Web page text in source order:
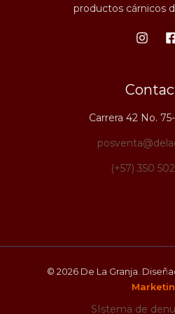
productos cárnicos
Carrera 42 No.
(+57) 350
© 2026 De La Granja.
SIstema de